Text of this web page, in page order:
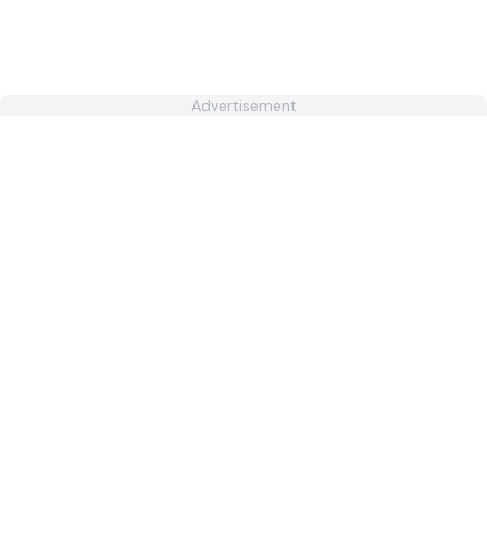
Advertisement